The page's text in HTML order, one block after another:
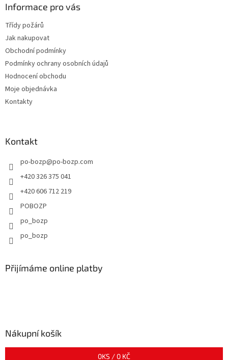
Informace pro vás
Třídy požárů
Jak nakupovat
Obchodní podmínky
Podmínky ochrany osobních údajů
Hodnocení obchodu
Moje objednávka
Kontakty
Kontakt
po-bozp@po-bozp.com
+420 326 375 041
+420 606 712 219
POBOZP
po_bozp
po_bozp
Přijímáme online platby
Nákupní košík
0KS / 0 KČ